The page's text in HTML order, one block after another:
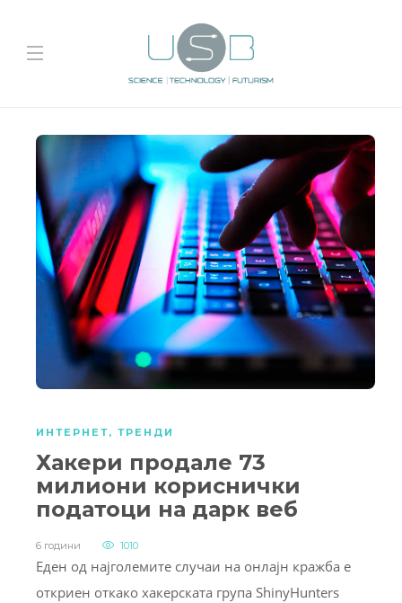
ИНТЕРНЕТ, ТРЕНДИ
Хакери продале 73
милиони кориснички
податоци на дарк веб
6 години 1010
Еден од најголемите случаи на онлајн кражба е
откриен откако хакерската група ShinyHunters